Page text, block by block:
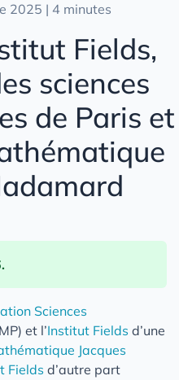
2025 | 4 minutes
Fields,
sciences
de Paris et
Sciences
et l’Institut Fields d’une
Jacques
Fields d’autre part